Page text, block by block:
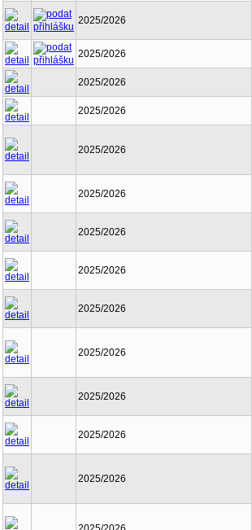
2025/2026
2025/2026
2025/2026
2025/2026
2025/2026
2025/2026
2025/2026
2025/2026
2025/2026
2025/2026
2025/2026
2025/2026
2025/2026